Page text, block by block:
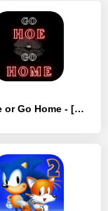
Go Hoe or Go Home - [Взлом/МОД Все открыто]